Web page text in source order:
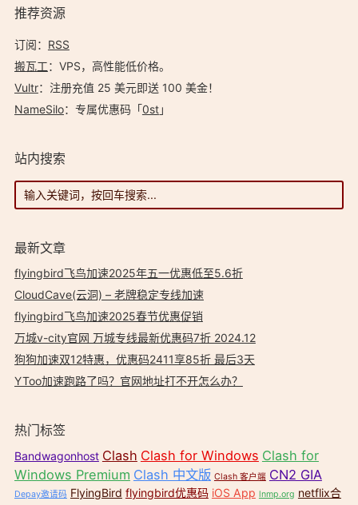
推荐资源
订阅： RSS
搬瓦工：VPS，高性能低价格。️
Vultr：注册充值 25 美元即送 100 美金！
NameSilo：专属优惠码「0st」
站内搜索
最新文章
flyingbird飞鸟加速2025年五一优惠低至5.6折
CloudCave(云洞) – 老牌稳定专线加速
flyingbird飞鸟加速2025春节优惠促销
万城v-city官网 万城专线最新优惠码7折 2024.12
狗狗加速双12特惠，优惠码2411享85折 最后3天
YToo加速跑路了吗？官网地址打不开怎么办？
热门标签
Bandwagonhost Clash Clash for Windows Clash for
Windows Premium Clash 中文版 Clash 客户端 CN2 GIA
Depay邀请码 FlyingBird flyingbird优惠码 iOS App lnmp.org netflix合